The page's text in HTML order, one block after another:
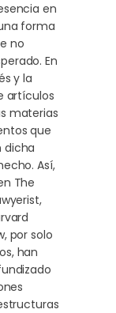
en
forma
no
En
y la
artículos
materias
que
dicha
Así,
The
por solo
han